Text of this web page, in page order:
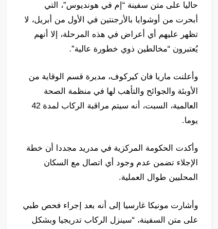
حاليا على متن سفينة “إم في هونديوس”، التي
أبحرت من أوشوايا بالأرجنتين في الأول من أبريل، لا
تظهر عليهم أي أعراض في هذه المرحلة، إلا أنهم
يُعتبرون “مخالطين ذوي خطورة عالية”.
وأعلنت ماريا فان كيركوف، مديرة قسم الوقاية من
الأوبئة والجوائح والتأهب لها في منظمة الصحة
العالمية، السبت، أنه سيتم مراقبة الركاب لمدة 42
يوما.
وأكدت الحكومة المركزية في مدريد مجددا أن خطة
الإجلاء تضمن عدم وجود أي اتصال مع السكان
المحليين طوال العملية.
وأشارت مونيكا غارسيا إلى أنه بعد إجراء فحص طبي
على متن السفينة، “سينزل الركاب تدريجيا وبشكل